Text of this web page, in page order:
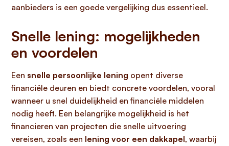
aanbieders is een goede vergelijking dus essentieel.
Snelle lening: mogelijkheden
en voordelen
Een snelle persoonlijke lening opent diverse
financiële deuren en biedt concrete voordelen, vooral
wanneer u snel duidelijkheid en financiële middelen
nodig heeft. Een belangrijke mogelijkheid is het
financieren van projecten die snelle uitvoering
vereisen, zoals een lening voor een dakkapel, waarbij